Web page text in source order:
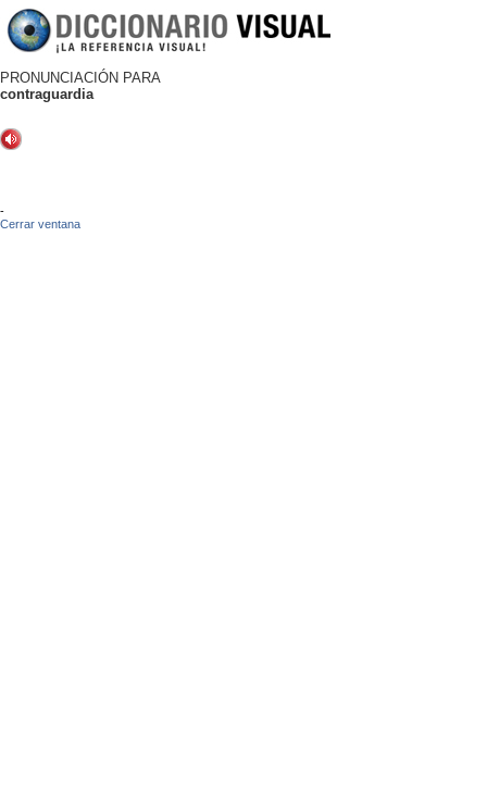
PRONUNCIACIÓN PARA
contraguardia
-
Cerrar ventana